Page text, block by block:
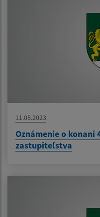
11.08.2023
Oznámenie o konaní
zastupiteľstva